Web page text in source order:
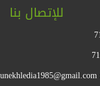
للإتصال بنا